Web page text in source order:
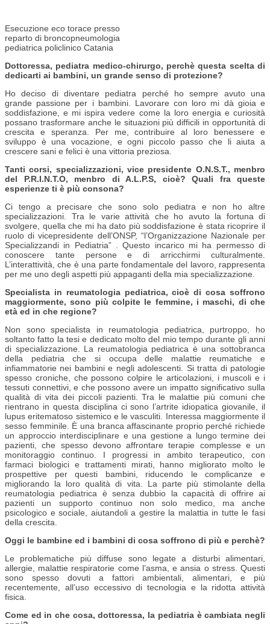
Esecuzione eco torace presso
reparto di broncopneumologia
pediatrica policlinico Catania
Dottoressa, pediatra medico-chirurgo, perchè questa scelta di
dedicarti ai bambini, un grande senso di protezione?
Ho deciso di diventare pediatra perché ho sempre avuto una
grande passione per i bambini. Lavorare con loro mi dà gioia e
soddisfazione, e mi ispira vedere come la loro energia e curiosità
possano trasformare anche le situazioni più difficili in opportunità di
crescita e speranza. Per me, contribuire al loro benessere e
sviluppo è una vocazione, e ogni piccolo passo che li aiuta a
crescere sani e felici è una vittoria preziosa.
Tanti corsi, specializzazioni, vice presidente O.N.S.T., menbro
del P.R.I.N.T.O, menbro di A.L.P.S, cioè? Quali fra queste
esperienze ti è più consona?
Ci tengo a precisare che sono solo pediatra e non ho altre
specializzazioni. Tra le varie attività che ho avuto la fortuna di
svolgere, quella che mi ha dato più soddisfazione è stata ricoprire il
ruolo di vicepresidente dell’ONSP, “l’Organizzazione Nazionale per
Specializzandi in Pediatria” . Questo incarico mi ha permesso di
conoscere tante persone e di arricchirmi culturalmente.
L’interattività, che è una parte fondamentale del lavoro, rappresenta
per me uno degli aspetti più appaganti della mia specializzazione.
Specialista in reumatologia pediatrica, cioè di cosa soffrono
maggiormente, sono più colpite le femmine, i maschi, di che
età ed in che regione?
Non sono specialista in reumatologia pediatrica, purtroppo, ho
soltanto fatto la tesi e dedicato molto del mio tempo durante gli anni
di specializzazione. La reumatologia pediatrica è una sottobranca
della pediatria che si occupa delle malattie reumatiche e
infiammatorie nei bambini e negli adolescenti. Si tratta di patologie
spesso croniche, che possono colpire le articolazioni, i muscoli e i
tessuti connettivi, e che possono avere un impatto significativo sulla
qualità di vita dei piccoli pazienti. Tra le malattie più comuni che
rientrano in questa disciplina ci sono l’artrite idiopatica giovanile, il
lupus eritematoso sistemico e le vasculiti. Interessa maggiormente il
sesso femminile. È una branca affascinante proprio perché richiede
un approccio interdisciplinare e una gestione a lungo termine dei
pazienti, che spesso devono affrontare terapie complesse e un
monitoraggio continuo. I progressi in ambito terapeutico, con
farmaci biologici e trattamenti mirati, hanno migliorato molto le
prospettive per questi bambini, riducendo le complicanze e
migliorando la loro qualità di vita. La parte più stimolante della
reumatologia pediatrica è senza dubbio la capacità di offrire ai
pazienti un supporto continuo non solo medico, ma anche
psicologico e sociale, aiutandoli a gestire la malattia in tutte le fasi
della crescita.
Oggi le bambine ed i bambini di cosa soffrono di più e perchè?
Le problematiche più diffuse sono legate a disturbi alimentari,
allergie, malattie respiratorie come l’asma, e ansia o stress. Questi
sono spesso dovuti a fattori ambientali, alimentari, e più
recentemente, all’uso eccessivo di tecnologia e la ridotta attività
fisica.
Come ed in che cosa, dottoressa, la pediatria è cambiata negli